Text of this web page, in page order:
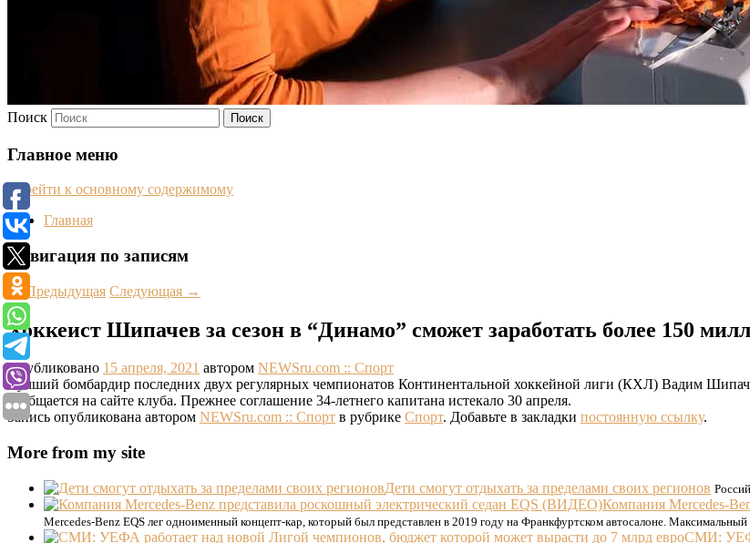
Поиск
Главное меню
Перейти к основному содержимому
Главная
Навигация по записям
←Предыдущая Следующая →
Хоккеист Шипачев за сезон в “Динамо” сможет заработать более 150
Опубликовано 15 апреля, 2021 автором NEWSru.com :: Спорт
Лучший бомбардир последних двух регулярных чемпионатов Континентальной хоккейной лиги (КХЛ) Вадим
сообщается на сайте клуба. Прежнее соглашение 34-летнего капитана истекало 30 апреля.
Запись опубликована автором NEWSru.com :: Спорт в рубрике Спорт. Добавьте в закладки постоянную ссылку.
More from my site
Дети смогут отдыхать за пределами своих регионов
Компания Mercedes-
Mercedes-Benz EQS лег одноименный концепт-кар, который был представлен в 2019 году на Франкфуртском автосалоне.
СМИ: